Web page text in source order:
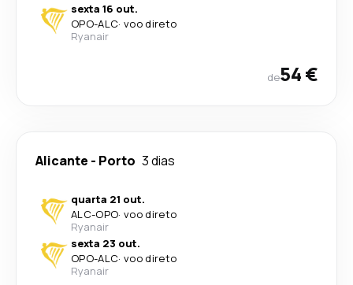
sexta 16 out.
OPO-ALC· voo direto
Ryanair
de54 €
Alicante - Porto 3 dias
quarta 21 out.
ALC-OPO· voo direto
Ryanair
sexta 23 out.
OPO-ALC· voo direto
Ryanair